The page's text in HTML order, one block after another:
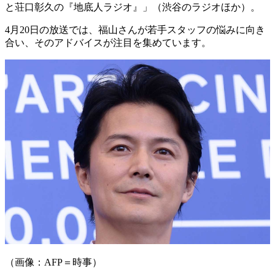
と荘口彰久の『地底人ラジオ』」（渋谷のラジオほか）。
4月20日の放送では、福山さんが若手スタッフの悩みに向き
合い、そのアドバイスが注目を集めています。
（画像：AFP＝時事）